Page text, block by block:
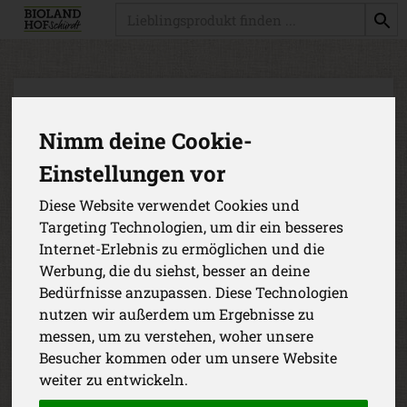
Nimm deine Cookie-
Einstellungen vor
Diese Website verwendet Cookies und
Targeting Technologien, um dir ein besseres
Internet-Erlebnis zu ermöglichen und die
Werbung, die du siehst, besser an deine
Bedürfnisse anzupassen. Diese Technologien
nutzen wir außerdem um Ergebnisse zu
messen, um zu verstehen, woher unsere
Besucher kommen oder um unsere Website
weiter zu entwickeln.
Sonnenblumenbrötchen 5